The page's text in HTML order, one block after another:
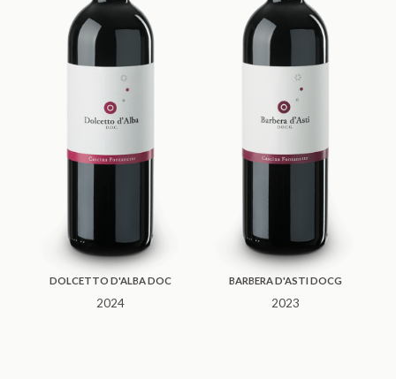
DOLCETTO D'ALBA DOC
2024
BARBERA D'ASTI DOCG
2023